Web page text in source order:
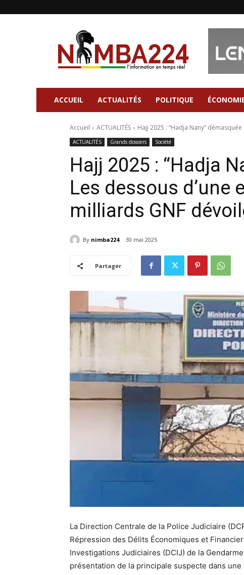
Nimba224
Site
d'information
ACCUEIL ACTUALITÉS POLITIQUE
Accueil ACTUALITÉS Hajj 2025 : “Hadja Nany”
ACTUALITÉS Grands dossiers Société
Hajj 2025 : “Hadja
Les dessous d’une
milliards GNF
By nimba224 30 mai 2025
Partager
La Direction Centrale de la Police Judiciaire
Répression des Délits Économiques et
Investigations Judiciaires (DCIJ) de la
présentation de la principale suspecte dans